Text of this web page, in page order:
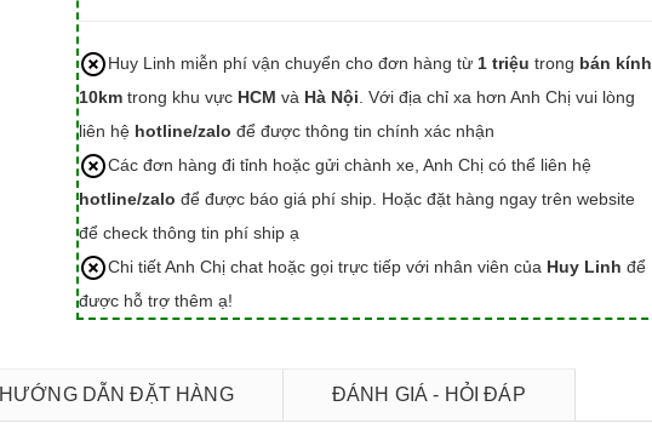
Huy Linh miễn phí vận chuyển cho đơn hàng từ 1 triệu trong bán kính
10kmtrong khu vực HCM và Hà Nội . Với địa chỉ xa hơn Anh Chị vui lòng
liên hệ hotline/zalo để được thông tin chính xác nhận
Các đơn hàng đi tỉnh hoặc gửi chành xe, Anh Chị có thể liên hệ
hotline/zalo để được báo giá phí ship. Hoặc đặt hàng ngay trên website
để check thông tin phí ship ạ
Chi tiết Anh Chị chat hoặc gọi trực tiếp với nhân viên của Huy Linh để
được hỗ trợ thêm ạ!
HƯỚNG DẪN ĐẶT HÀNG ĐÁNH GIÁ - HỎI ĐÁP